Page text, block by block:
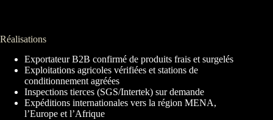
Réalisations
Exportateur B2B confirmé de produits frais et surgelés
Exploitations agricoles vérifiées et stations de
conditionnement agréées
Inspections tierces (SGS/Intertek) sur demande
Expéditions internationales vers la région MENA,
l’Europe et l’Afrique